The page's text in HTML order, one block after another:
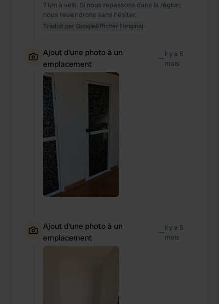
7 km à vélo. Si nous repassons dans la région,
nous reviendrons sans hésiter.
Traduit par GoogleAfficher l'original
Ajout d'une photo à un
emplacement
—il y a 5
mois
Ajout d'une photo à un
emplacement
—il y a 5
mois